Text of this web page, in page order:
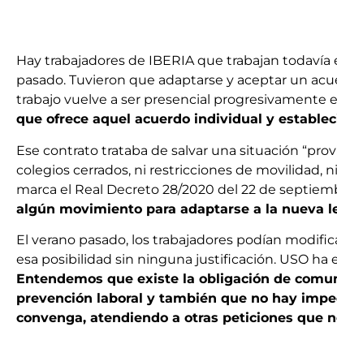
Hay trabajadores de IBERIA que trabajan
pasado. Tuvieron que adaptarse y aceptar un
trabajo vuelve a ser presencial progresivamente
que ofrece aquel acuerdo individual y
Ese contrato trataba de salvar una situación
colegios cerrados, ni restricciones de movilidad,
marca el Real Decreto 28/2020 del 22 de
algún movimiento para adaptarse a la nueva
El verano pasado, los trabajadores podían
esa posibilidad sin ninguna justificación. USO
Entendemos que existe la obligación de
prevención laboral y también que no hay
convenga, atendiendo a otras peticiones que